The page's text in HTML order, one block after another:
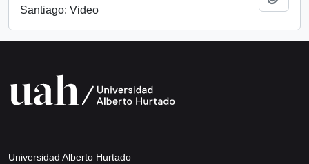
Santiago: Video
Universidad Alberto Hurtado